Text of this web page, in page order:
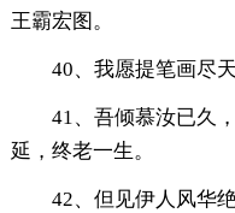
王霸宏图。
40、我愿提笔画尽天
41、吾倾慕汝已久，
延，终老一生。
42、但见伊人风华绝